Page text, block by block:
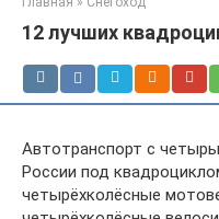
12 лучших
Автотранспорт с
России под
четырёхколёсные